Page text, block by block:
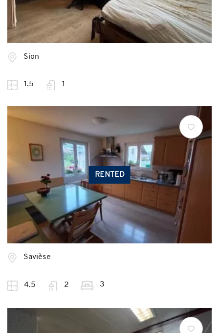
Sion
1.5 1
RENTED
Savièse
4.5 2 3